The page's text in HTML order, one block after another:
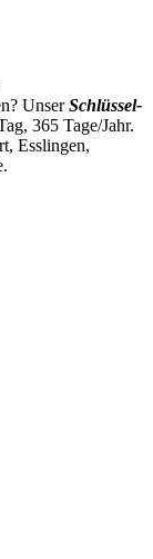
UnserSchlüssel-
365 Tage/Jahr.
Esslingen,